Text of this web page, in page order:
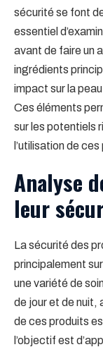
sécurité se font
essentiel
avant de faire un
ingrédients
impact sur la
Ces éléments
sur les potentiels
l’utilisation de
Analyse
leur
La sécurité des
principalement
une variété de
de jour et de nuit,
de ces produits
l’objectif est